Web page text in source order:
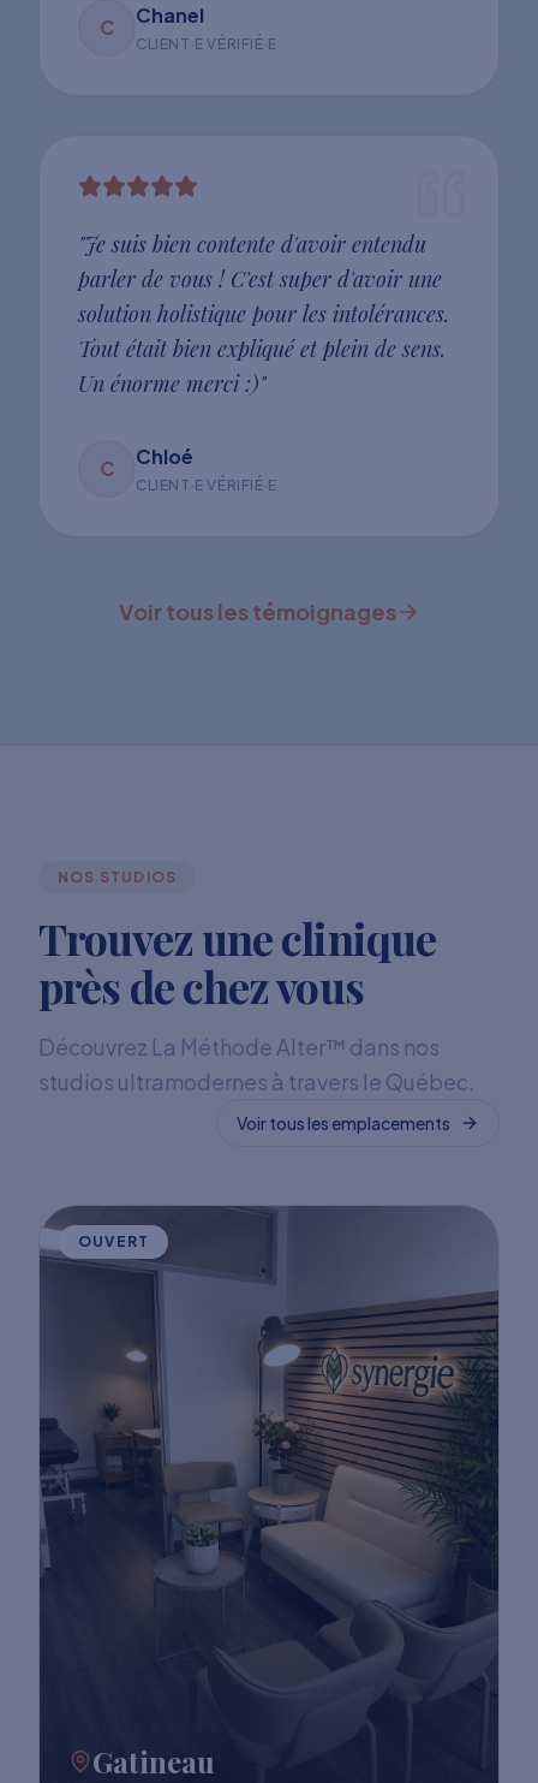
C Chanel
CLIENT·E VÉRIFIÉ·E
"Je suis bien contente d'avoir entendu
parler de vous ! C'est super d'avoir une
solution holistique pour les intolérances.
Tout était bien expliqué et plein de sens.
Un énorme merci :)"
C Chloé
CLIENT·E VÉRIFIÉ·E
Voir tous les témoignages
NOS STUDIOS
Trouvez une clinique
près de chez vous
Découvrez La Méthode Alter™ dans nos
studios ultramodernes à travers le Québec.
Voir tous les emplacements
OUVERT
Gatineau